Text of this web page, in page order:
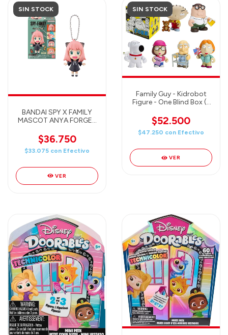
SIN STOCK
BANDAI SPY X FAMILY
MASCOT ANYA FORGER
INDIVIDUAL SORPRESA!
$36.750
$33.075 con Efectivo
VER
SIN STOCK
Family Guy - Kidrobot
Figure - One Blind Box (1
$52.500
$47.250 con Efectivo
VER